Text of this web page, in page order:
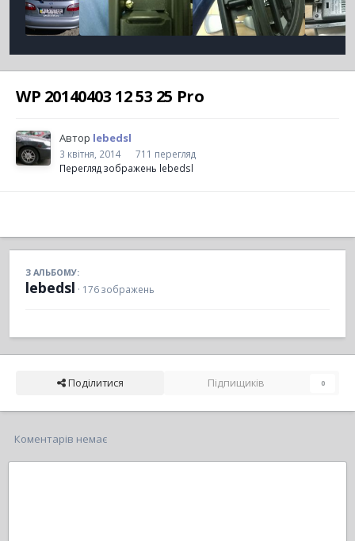
WP 20140403 12 53 25 Pro
Автор lebedsl
3 квітня, 2014
711 перегляд
Перегляд зображень lebedsl
З АЛЬБОМУ:
lebedsl · 176 зображень
Поділитися Підпищиків 0
Коментарів немає